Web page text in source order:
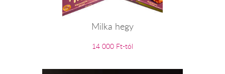
Milka hegy
14 000 Ft-tól